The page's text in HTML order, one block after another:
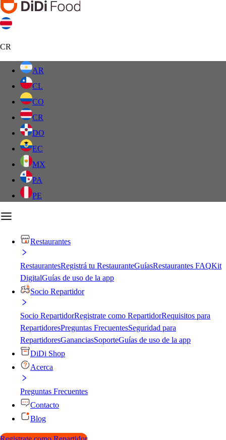
CR
AR
CL
CO
CR
DO
EC
MX
PA
PE
Restaurantes
RestaurantesRegistrá tu RestauranteGuíasRestaurantes FAQKit
DigitalGuías de uso de la app
Socio Repartidor
Socio RepartidorRegistrate como RepartidorRequisitos para
RepartidoresPreguntas FrecuentesSeguridad para
RepartidoresGananciasSoporteGuías de uso de la app
DiDi Shop
Acerca
Preguntas Frecuentes
Contacto
Blog